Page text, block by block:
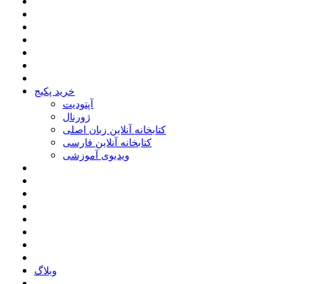
خرید پکیج
ﺁﭘﺘﻮﺩﯾﺖ
ﮊﻭﺭﻧﺎﻝ
کتابخانه آنلاین زبان اصلی
کتابخانه آنلاین فارسی
ویدیوی آموزشی
وبلاگ